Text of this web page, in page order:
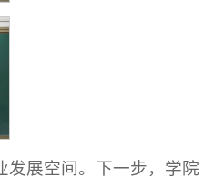
发展空间。下一步，学院